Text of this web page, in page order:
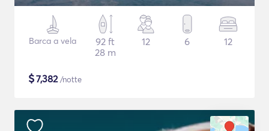
Barca a vela
92 ft
28 m
12 6 12
$7,382/notte